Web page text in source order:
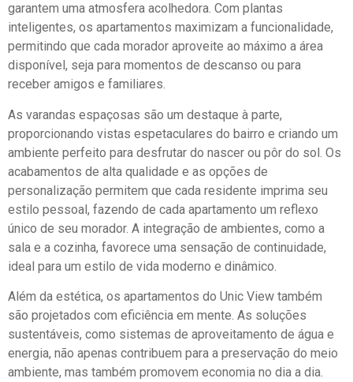
garantem uma atmosfera acolhedora. Com plantas
inteligentes, os apartamentos maximizam a funcionalidade,
permitindo que cada morador aproveite ao máximo a área
disponível, seja para momentos de descanso ou para
receber amigos e familiares.
As varandas espaçosas são um destaque à parte,
proporcionando vistas espetaculares do bairro e criando um
ambiente perfeito para desfrutar do nascer ou pôr do sol. Os
acabamentos de alta qualidade e as opções de
personalização permitem que cada residente imprima seu
estilo pessoal, fazendo de cada apartamento um reflexo
único de seu morador. A integração de ambientes, como a
sala e a cozinha, favorece uma sensação de continuidade,
ideal para um estilo de vida moderno e dinâmico.
Além da estética, os apartamentos do Unic View também
são projetados com eficiência em mente. As soluções
sustentáveis, como sistemas de aproveitamento de água e
energia, não apenas contribuem para a preservação do meio
ambiente, mas também promovem economia no dia a dia.